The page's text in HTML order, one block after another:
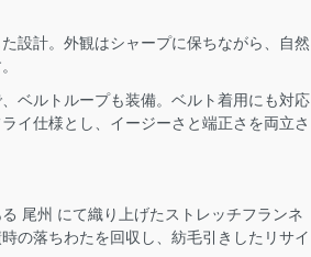
設計。外観はシャープに保ちながら、自然
ベルトループも装備。ベルト着用にも対応
イ仕様とし、イージーさと端正さを両立さ
尾州 にて織り上げたストレッチフランネ
の落ちわたを回収し、紡毛引きしたリサイ